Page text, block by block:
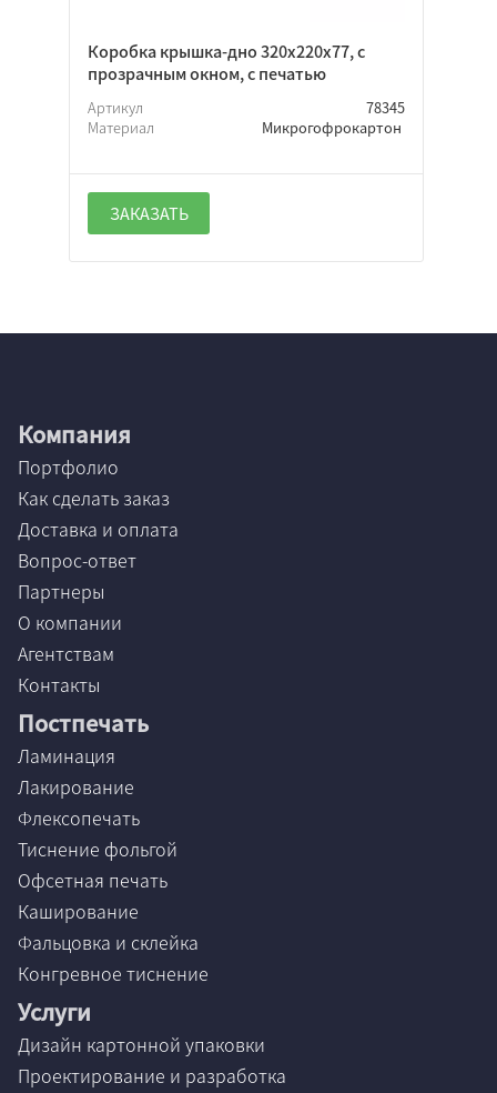
Коробка крышка-дно 320х220х77, с
прозрачным окном, с печатью
Артикул
78345
Материал
Микрогофрокартон
ЗАКАЗАТЬ
Компания
Портфолио
Как сделать заказ
Доставка и оплата
Вопрос-ответ
Партнеры
О компании
Агентствам
Контакты
Постпечать
Ламинация
Лакирование
Флексопечать
Тиснение фольгой
Офсетная печать
Каширование
Фальцовка и склейка
Конгревное тиснение
Услуги
Дизайн картонной упаковки
Проектирование и разработка